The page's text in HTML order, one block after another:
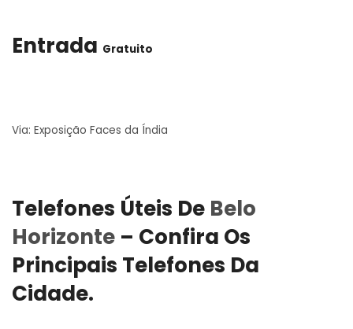
Entrada Gratuito
Via: Exposição Faces da Índia
Telefones Úteis De Belo
Horizonte – Confira Os
Principais Telefones Da
Cidade.